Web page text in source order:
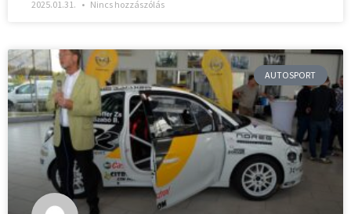
2025.01.31. Nincs hozzászólás
AUTOSPORT